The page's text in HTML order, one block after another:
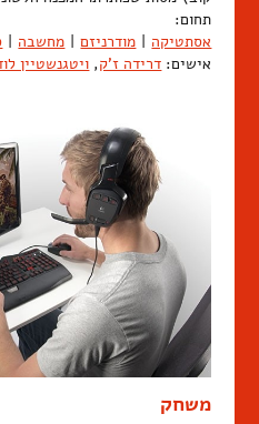
תחום:
אסתטיקה | מודרניזם | מחשבה |
אישים: דרידה ז'ק, ויטגנשטיין
משחק